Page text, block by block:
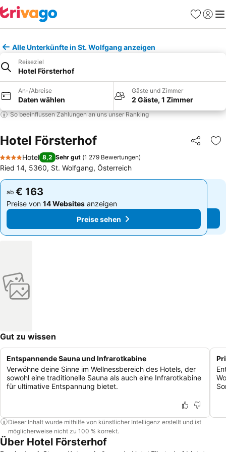
Favoriten
Alle Unterkünfte in St. Wolfgang anzeigen
Reiseziel
Hotel Försterhof
An-/Abreise
Daten wählen
Gäste und Zimmer
2 Gäste, 1 Zimmer
So beeinflussen Zahlungen an uns unser Ranking
Hotel Försterhof Teilen
4 Sterne
Hotel 8,2 Sehr gut (1 279 Bewertungen)
Ried 14, 5360, St. Wolfgang, Österreich
ab € 163
Preise von 14 Websitesanzeigen
Preise sehen
ab € 163
Preise von 14 Websites anzeigen
Preise sehen
Gut zu wissen
Entspannende Sauna und Infrarotkabine
Verwöhne deine Sinne im Wellnessbereich des Hotels, der
sowohl eine traditionelle Sauna als auch eine Infrarotkabine
für ultimative Entspannung bietet.
Dieser Inhalt wurde mithilfe von künstlicher Intelligenz erstellt und ist
möglicherweise nicht zu 100 % korrekt.
Über Hotel Försterhof